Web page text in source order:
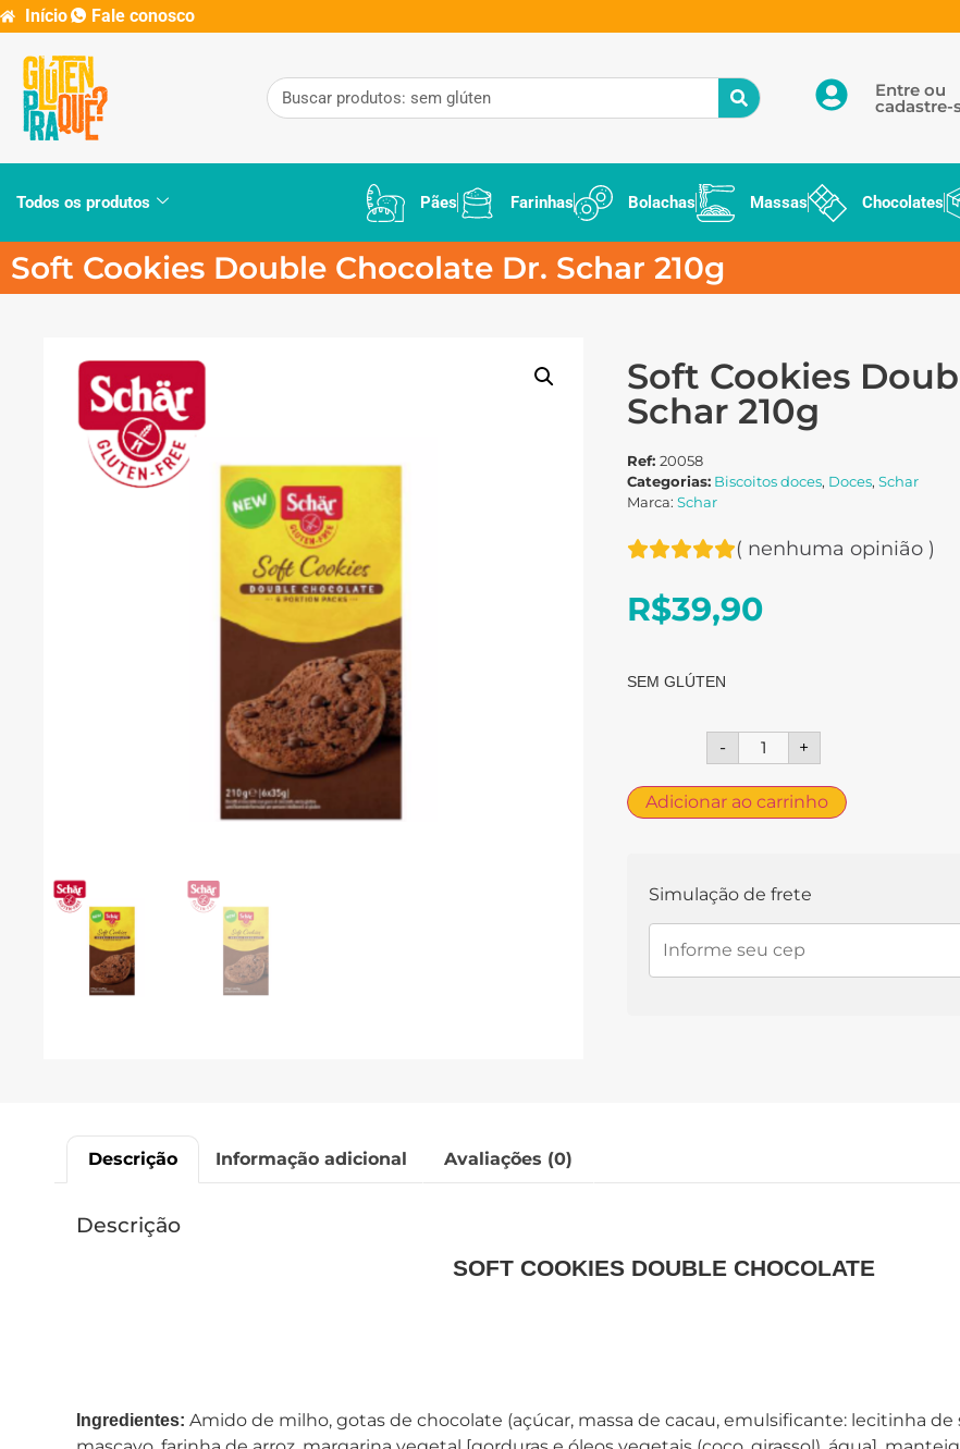
Início Fale conosco
Entre ou
cadastre-
Todos os produtos Pães Farinhas Bolachas Massas Chocolates
Soft Cookies Double Chocolate Dr. Schar 210g
Soft Cookies
Schar 210g
Ref: 20058
Categorias: Biscoitos doces, Doces, Schar
Marca: Schar
( nenhuma opinião )
R$39,90
SEM GLÚTEN
- +
Adicionar ao carrinho
Simulação de frete
Descrição Informação adicional Avaliações (0)
Descrição
SOFT COOKIES DOUBLE CHOCOLATE
Ingredientes: Amido de milho, gotas de chocolate (açúcar, massa de cacau, emulsificante: lecitinha de